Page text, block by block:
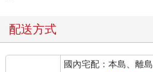
配送方式
國內宅配：本島、離島